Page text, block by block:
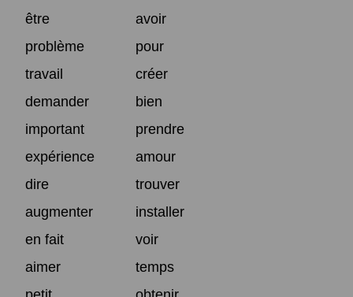
être
avoir
problème
pour
travail
créer
demander
bien
important
prendre
expérience
amour
dire
trouver
augmenter
installer
en fait
voir
aimer
temps